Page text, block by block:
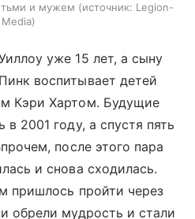
и мужем источник: Legion-
Media
уже 15 лет, а сыну
воспитывает детей
Кэри Хартом. Будущие
в 2001 году, а спустя пять
после этого пара
и снова сходилась.
пришлось пройти через
обрели мудрость и стали